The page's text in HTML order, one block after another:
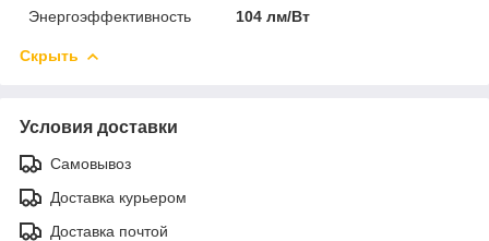
Энергоэффективность 104 лм/Вт
Скрыть
Условия доставки
Самовывоз
Доставка курьером
Доставка почтой